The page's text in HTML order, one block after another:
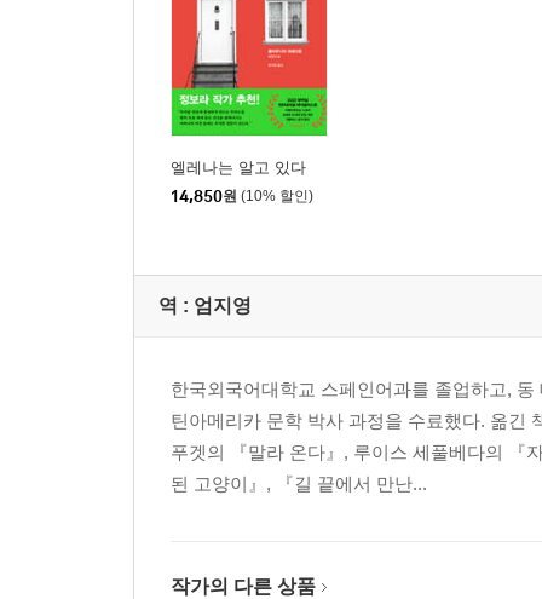
엘레나는 알고 있다
14,850원 (10% 할인)
역 : 엄지영
한국외국어대학교 스페인어과를 졸업하고,
틴아메리카 문학 박사 과정을 수료했다. 옮긴
푸겟의 『말라 온다』, 루이스 세풀베다의 『
된 고양이』, 『길 끝에서 만난...
작가의 다른 상품